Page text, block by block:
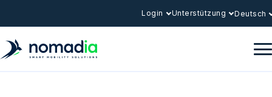
Login Unterstützung Deutsch